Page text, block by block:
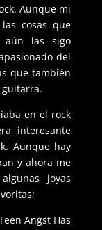
Aunque mi
cosas que
las sigo
del
que también
en el rock
interesante
Aunque hay
y ahora me
joyas
Angst Has